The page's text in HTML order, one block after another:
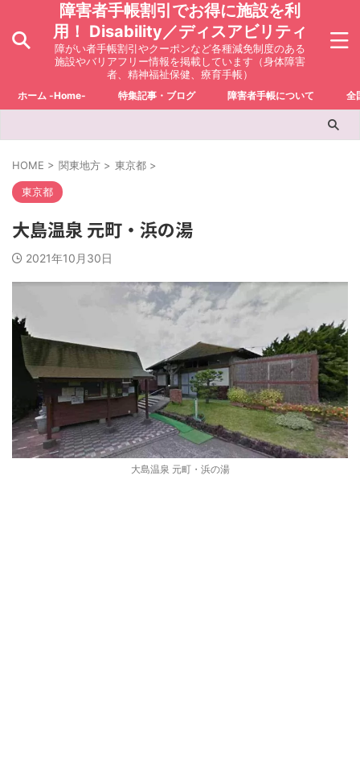
障害者手帳割引でお得に施設を利
用！ Disability／ディスアビリティ
障がい者手帳割引やクーポンなど各種減免制度のある
施設やバリアフリー情報を掲載しています（身体障害
者、精神福祉保健、療育手帳）
ホーム -Home- 特集記事・ブログ 障害者手帳について 全
HOME > 関東地方 > 東京都 >
東京都
大島温泉 元町・浜の湯
2021年10月30日
大島温泉 元町・浜の湯